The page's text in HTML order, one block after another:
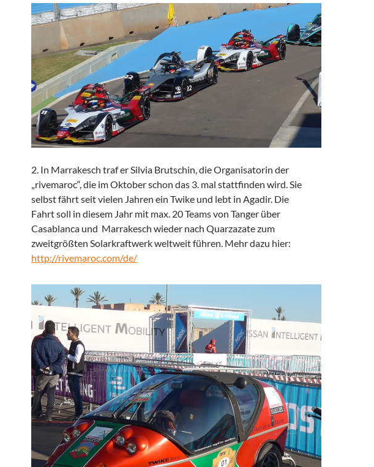
2. In Marrakesch traf er Silvia Brutschin, die Organisatorin der
„rivemaroc“, die im Oktober schon das 3. mal stattfinden wird. Sie
selbst fährt seit vielen Jahren ein Twike und lebt in Agadir. Die
Fahrt soll in diesem Jahr mit max. 20 Teams von Tanger über
Casablanca und Marrakesch wieder nach Quarzazate zum
zweitgrößten Solarkraftwerk weltweit führen. Mehr dazu hier:
http://rivemaroc.com/de/